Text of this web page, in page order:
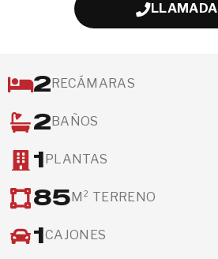
LLAMADA
2RECÁMARAS
2BAÑOS
1PLANTAS
85M² TERRENO
1CAJONES